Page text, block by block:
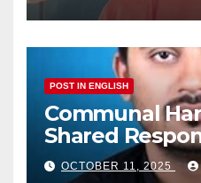
POST IN ENGLISH
Communal
Shared
OCTOBER 11, 2025